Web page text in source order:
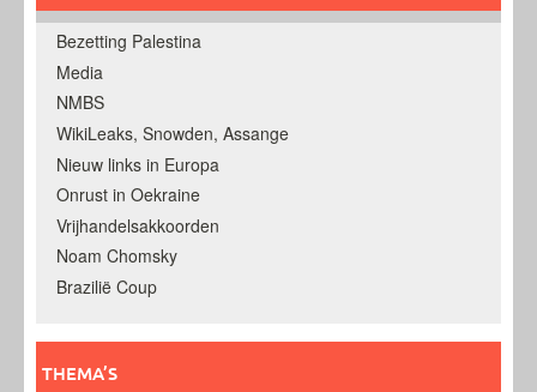
Bezetting Palestina
Media
NMBS
WikiLeaks, Snowden, Assange
Nieuw links in Europa
Onrust in Oekraine
Vrijhandelsakkoorden
Noam Chomsky
Brazilië Coup
THEMA’S